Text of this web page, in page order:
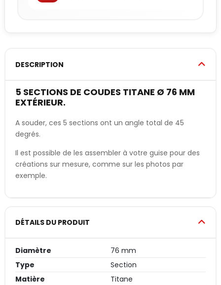
DESCRIPTION
5 SECTIONS DE COUDES TITANE Ø 76 MM
EXTÉRIEUR.
A souder, ces 5 sections ont un angle total de 45
degrés.
Il est possible de les assembler à votre guise pour des
créations sur mesure, comme sur les photos par
exemple.
DÉTAILS DU PRODUIT
Diamètre
76 mm
Type
Section
Matière
Titane